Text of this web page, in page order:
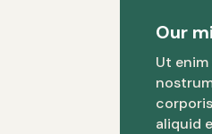
Our
Ut
aliquid